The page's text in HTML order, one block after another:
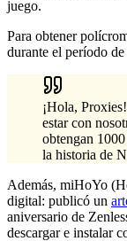
juego.
Para obtener
durante el período
¡Hola,
estar con
obtengan
la historia de
Además, miHoYo
digital: publicó un
aniversario de
descargar e instalar